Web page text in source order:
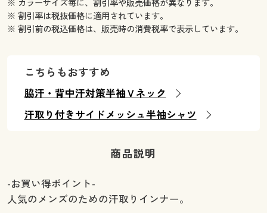
※ カラーサイズ毎に、割引率や販売価格が異なります。
※ 割引率は税抜価格に適用されています。
※ 割引前の税込価格は、販売時の消費税率で表示しています。
こちらもおすすめ
脇汗・背中汗対策半袖Ｖネック
汗取り付きサイドメッシュ半袖シャツ
商品説明
-お買い得ポイント-
人気のメンズのための汗取りインナー。